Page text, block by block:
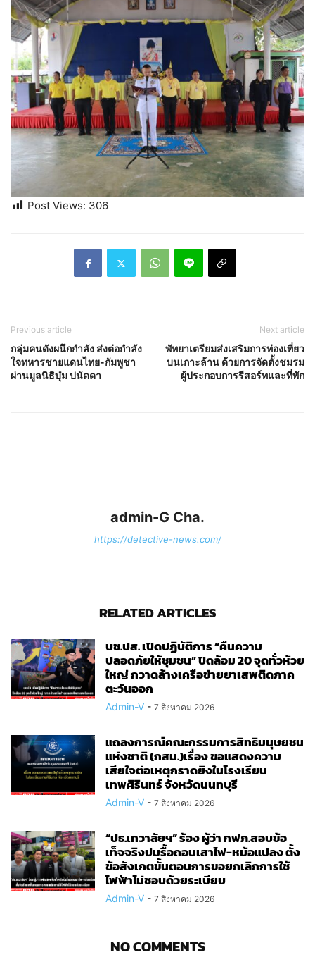
Post Views: 306
Previous article
กลุ่มคนดังผนึกกำลัง ส่งต่อกำลัง
ใจทหารชายแดนไทย-กัมพูชา
ผ่านมูลนิธิบุ๋ม ปนัดดา
Next article
พัทยาเตรียมส่งเสริมการท่องเที่ยว
บนเกาะล้าน ด้วยการจัดตั้งชมรม
ผู้ประกอบการรีสอร์ทและที่พัก
admin-G Cha.
https://detective-news.com/
RELATED ARTICLES
บช.ปส. เปิดปฏิบัติการ “คืนความ
ปลอดภัยให้ชุมชน” ปิดล้อม 20 จุดทั่วห้วย
ใหญ่ กวาดล้างเครือข่ายยาเสพติดภาค
ตะวันออก
Admin-V - 7 สิงหาคม 2026
แถลงการณ์คณะกรรมการสิทธิมนุษยชน
แห่งชาติ (กสม.)เรื่อง ขอแสดงความ
เสียใจต่อเหตุกราดยิงในโรงเรียน
เทพศิรินทร์ จังหวัดนนทบุรี
Admin-V - 7 สิงหาคม 2026
“ปธ.เทวาลัยฯ” ร้อง ผู้ว่า กฟภ.สอบข้อ
เท็จจริงปมรื้อถอนเสาไฟ-หม้อแปลง ตั้ง
ข้อสังเกตขั้นตอนการขอยกเลิกการใช้
ไฟฟ้าไม่ชอบด้วยระเบียบ
Admin-V - 7 สิงหาคม 2026
NO COMMENTS